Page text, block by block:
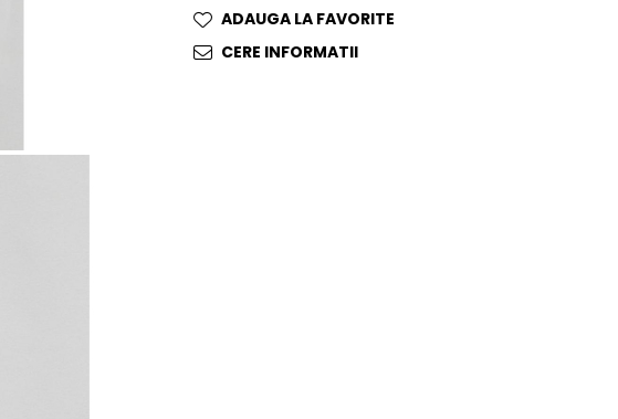
ADAUGA LA FAVORITE
CERE INFORMATII